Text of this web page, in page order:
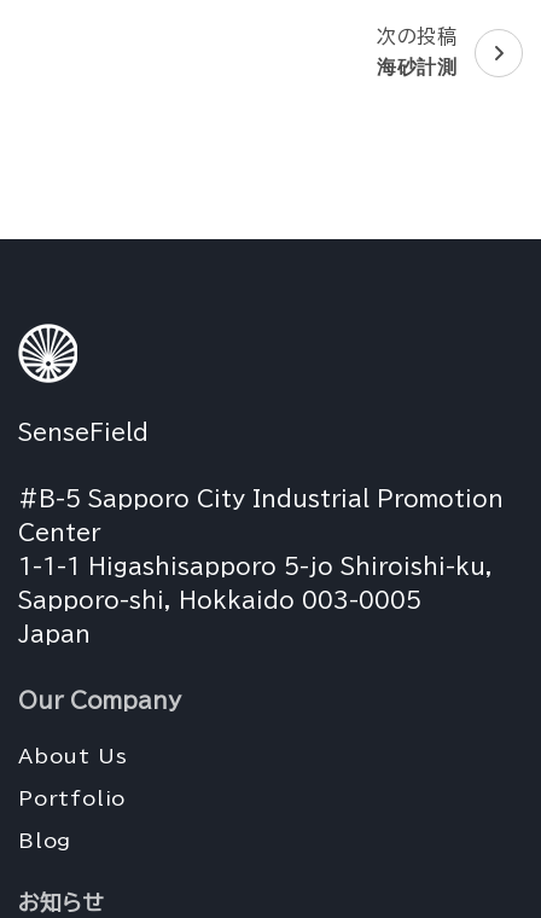
シ
次の投稿
海砂計測
SenseField
#B-5 Sapporo City Industrial Promotion
Center
1-1-1 Higashisapporo 5-jo Shiroishi-ku,
Sapporo-shi, Hokkaido 003-0005
Japan
Our Company
About Us
Portfolio
Blog
お知らせ